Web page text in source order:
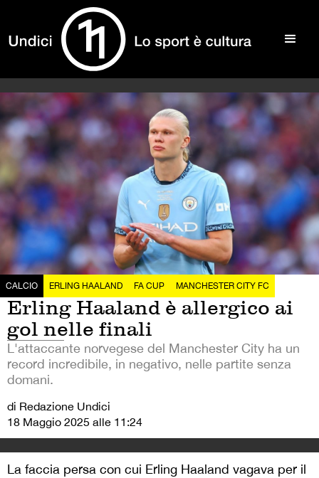
CALCIO ERLING HAALAND FA CUP MANCHESTER CITY FC
Erling Haaland è allergico ai
gol nelle finali
L'attaccante norvegese del Manchester City ha un
record incredibile, in negativo, nelle partite senza
domani.
di Redazione Undici
18 Maggio 2025 alle 11:24
La faccia persa con cui Erling Haaland vagava per il